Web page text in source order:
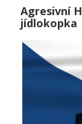
Agresivní
jídlokopka